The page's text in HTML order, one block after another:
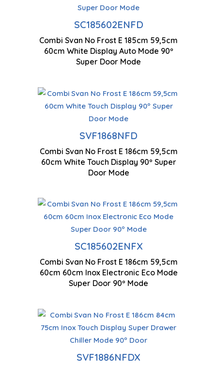
SC185602ENFD
Combi Svan No Frost E 185cm 59,5cm
60cm White Display Auto Mode 90º
Super Door Mode
Double système de
refroidissement
SVF1868NFD
Combi Svan No Frost E 186cm 59,5cm
60cm White Touch Display 90º Super
Door Mode
1860 x 595 x 600 mm
SC185602ENFX
Combi Svan No Frost E 186cm 59,5cm
60cm 60cm Inox Electronic Eco Mode
Super Door 90º Mode
Technologie antigel
Ventilation à flux d'air
multiples
Contrôle électronique
SVF1886NFDX